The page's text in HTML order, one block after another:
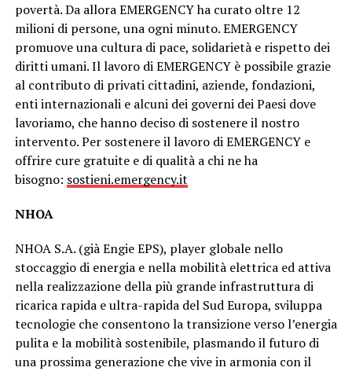
povertà. Da allora EMERGENCY ha curato oltre 12
milioni di persone, una ogni minuto. EMERGENCY
promuove una cultura di pace, solidarietà e rispetto dei
diritti umani. Il lavoro di EMERGENCY è possibile grazie
al contributo di privati cittadini, aziende, fondazioni,
enti internazionali e alcuni dei governi dei Paesi dove
lavoriamo, che hanno deciso di sostenere il nostro
intervento. Per sostenere il lavoro di EMERGENCY e
offrire cure gratuite e di qualità a chi ne ha
bisogno: sostieni.emergency.it
NHOA
NHOA S.A. (già Engie EPS), player globale nello
stoccaggio di energia e nella mobilità elettrica ed attiva
nella realizzazione della più grande infrastruttura di
ricarica rapida e ultra-rapida del Sud Europa, sviluppa
tecnologie che consentono la transizione verso l’energia
pulita e la mobilità sostenibile, plasmando il futuro di
una prossima generazione che vive in armonia con il